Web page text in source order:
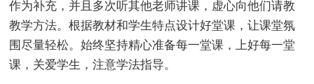
作为补充，并且多次听其他老师讲课，虚心向他们请教
教学方法。根据教材和学生特点设计好堂课，让课堂氛
围尽量轻松。始终坚持精心准备每一堂课，上好每一堂
课，关爱学生，注意学法指导。